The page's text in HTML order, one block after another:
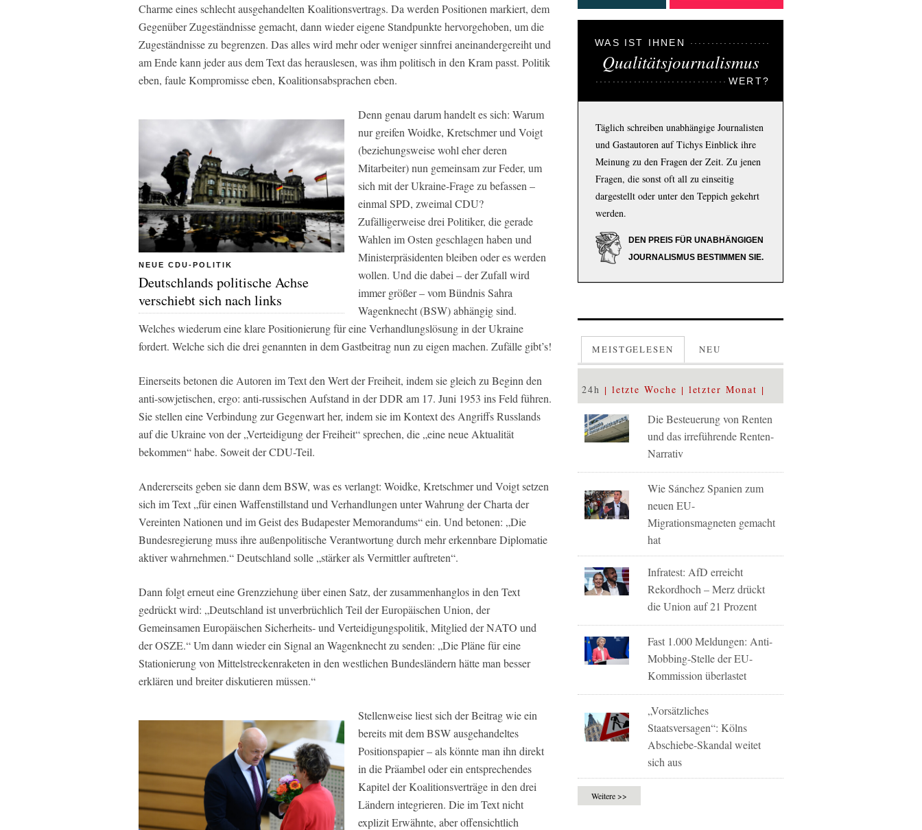
Charme eines schlecht ausgehandelten Koalitionsvertrags. Da werden Positionen markiert, dem
Gegenüber Zugeständnisse gemacht, dann wieder eigene Standpunkte hervorgehoben, um die
Zugeständnisse zu begrenzen. Das alles wird mehr oder weniger sinnfrei aneinandergereiht und
am Ende kann jeder aus dem Text das herauslesen, was ihm politisch in den Kram passt. Politik
eben, faule Kompromisse eben, Koalitionsabsprachen eben.
NEUE CDU-POLITIK
Deutschlands politische Achse
verschiebt sich nach links
Denn genau darum handelt es sich: Warum
nur greifen Woidke, Kretschmer und Voigt
(beziehungsweise wohl eher deren
Mitarbeiter) nun gemeinsam zur Feder, um
sich mit der Ukraine-Frage zu befassen –
einmal SPD, zweimal CDU?
Zufälligerweise drei Politiker, die gerade
Wahlen im Osten geschlagen haben und
Ministerpräsidenten bleiben oder es werden
wollen. Und die dabei – der Zufall wird
immer größer – vom Bündnis Sahra
Wagenknecht (BSW) abhängig sind.
Welches wiederum eine klare Positionierung für eine Verhandlungslösung in der Ukraine
fordert. Welche sich die drei genannten in dem Gastbeitrag nun zu eigen machen. Zufälle gibt’s!
Einerseits betonen die Autoren im Text den Wert der Freiheit, indem sie gleich zu Beginn den
anti-sowjetischen, ergo: anti-russischen Aufstand in der DDR am 17. Juni 1953 ins Feld führen.
Sie stellen eine Verbindung zur Gegenwart her, indem sie im Kontext des Angriffs Russlands
auf die Ukraine von der „Verteidigung der Freiheit“ sprechen, die „eine neue Aktualität
bekommen“ habe. Soweit der CDU-Teil.
Andererseits geben sie dann dem BSW, was es verlangt: Woidke, Kretschmer und Voigt setzen
sich im Text „für einen Waffenstillstand und Verhandlungen unter Wahrung der Charta der
Vereinten Nationen und im Geist des Budapester Memorandums“ ein. Und betonen: „Die
Bundesregierung muss ihre außenpolitische Verantwortung durch mehr erkennbare Diplomatie
aktiver wahrnehmen.“ Deutschland solle „stärker als Vermittler auftreten“.
Dann folgt erneut eine Grenzziehung über einen Satz, der zusammenhanglos in den Text
gedrückt wird: „Deutschland ist unverbrüchlich Teil der Europäischen Union, der
Gemeinsamen Europäischen Sicherheits- und Verteidigungspolitik, Mitglied der NATO und
der OSZE.“ Um dann wieder ein Signal an Wagenknecht zu senden: „Die Pläne für eine
Stationierung von Mittelstreckenraketen in den westlichen Bundesländern hätte man besser
erklären und breiter diskutieren müssen.“
Stellenweise liest sich der Beitrag wie ein
bereits mit dem BSW ausgehandeltes
Positionspapier – als könnte man ihn direkt
in die Präambel oder ein entsprechendes
Kapitel der Koalitionsverträge in den drei
Ländern integrieren. Die im Text nicht
explizit Erwähnte, aber offensichtlich
WAS IST IHNEN
Qualitätsjournalismus
WERT?
Täglich schreiben unabhängige Journalisten
und Gastautoren auf Tichys Einblick ihre
Meinung zu den Fragen der Zeit. Zu jenen
Fragen, die sonst oft all zu einseitig
dargestellt oder unter den Teppich gekehrt
werden.
DEN PREIS FÜR UNABHÄNGIGEN
JOURNALISMUS BESTIMMEN SIE.
MEISTGELESEN NEU
24h letzte Woche letzter Monat
Die Besteuerung von Renten
und das irreführende Renten-
Narrativ
Wie Sánchez Spanien zum
neuen EU-
Migrationsmagneten gemacht
hat
Infratest: AfD erreicht
Rekordhoch – Merz drückt
die Union auf 21 Prozent
Fast 1.000 Meldungen: Anti-
Mobbing-Stelle der EU-
Kommission überlastet
„Vorsätzliches
Staatsversagen“: Kölns
Abschiebe-Skandal weitet
sich aus
Weitere >>